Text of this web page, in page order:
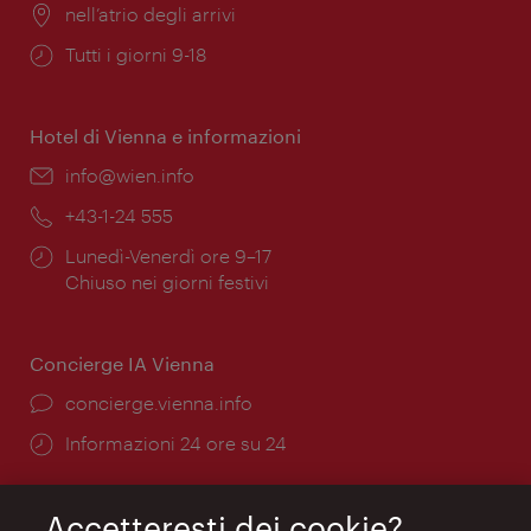
Posizione:
nell’atrio degli arrivi
Orari
Tutti i giorni 9-18
Hotel di Vienna e informazioni
Email:
info@wien.info
Telefono:
+43-1-24 555
Orari
di
Lunedì-Venerdì ore 9–17
Chiuso nei giorni festivi
Concierge IA Vienna
Ort:
concierge.vienna.info
Öffnungszeiten:
Informazioni 24 ore su 24